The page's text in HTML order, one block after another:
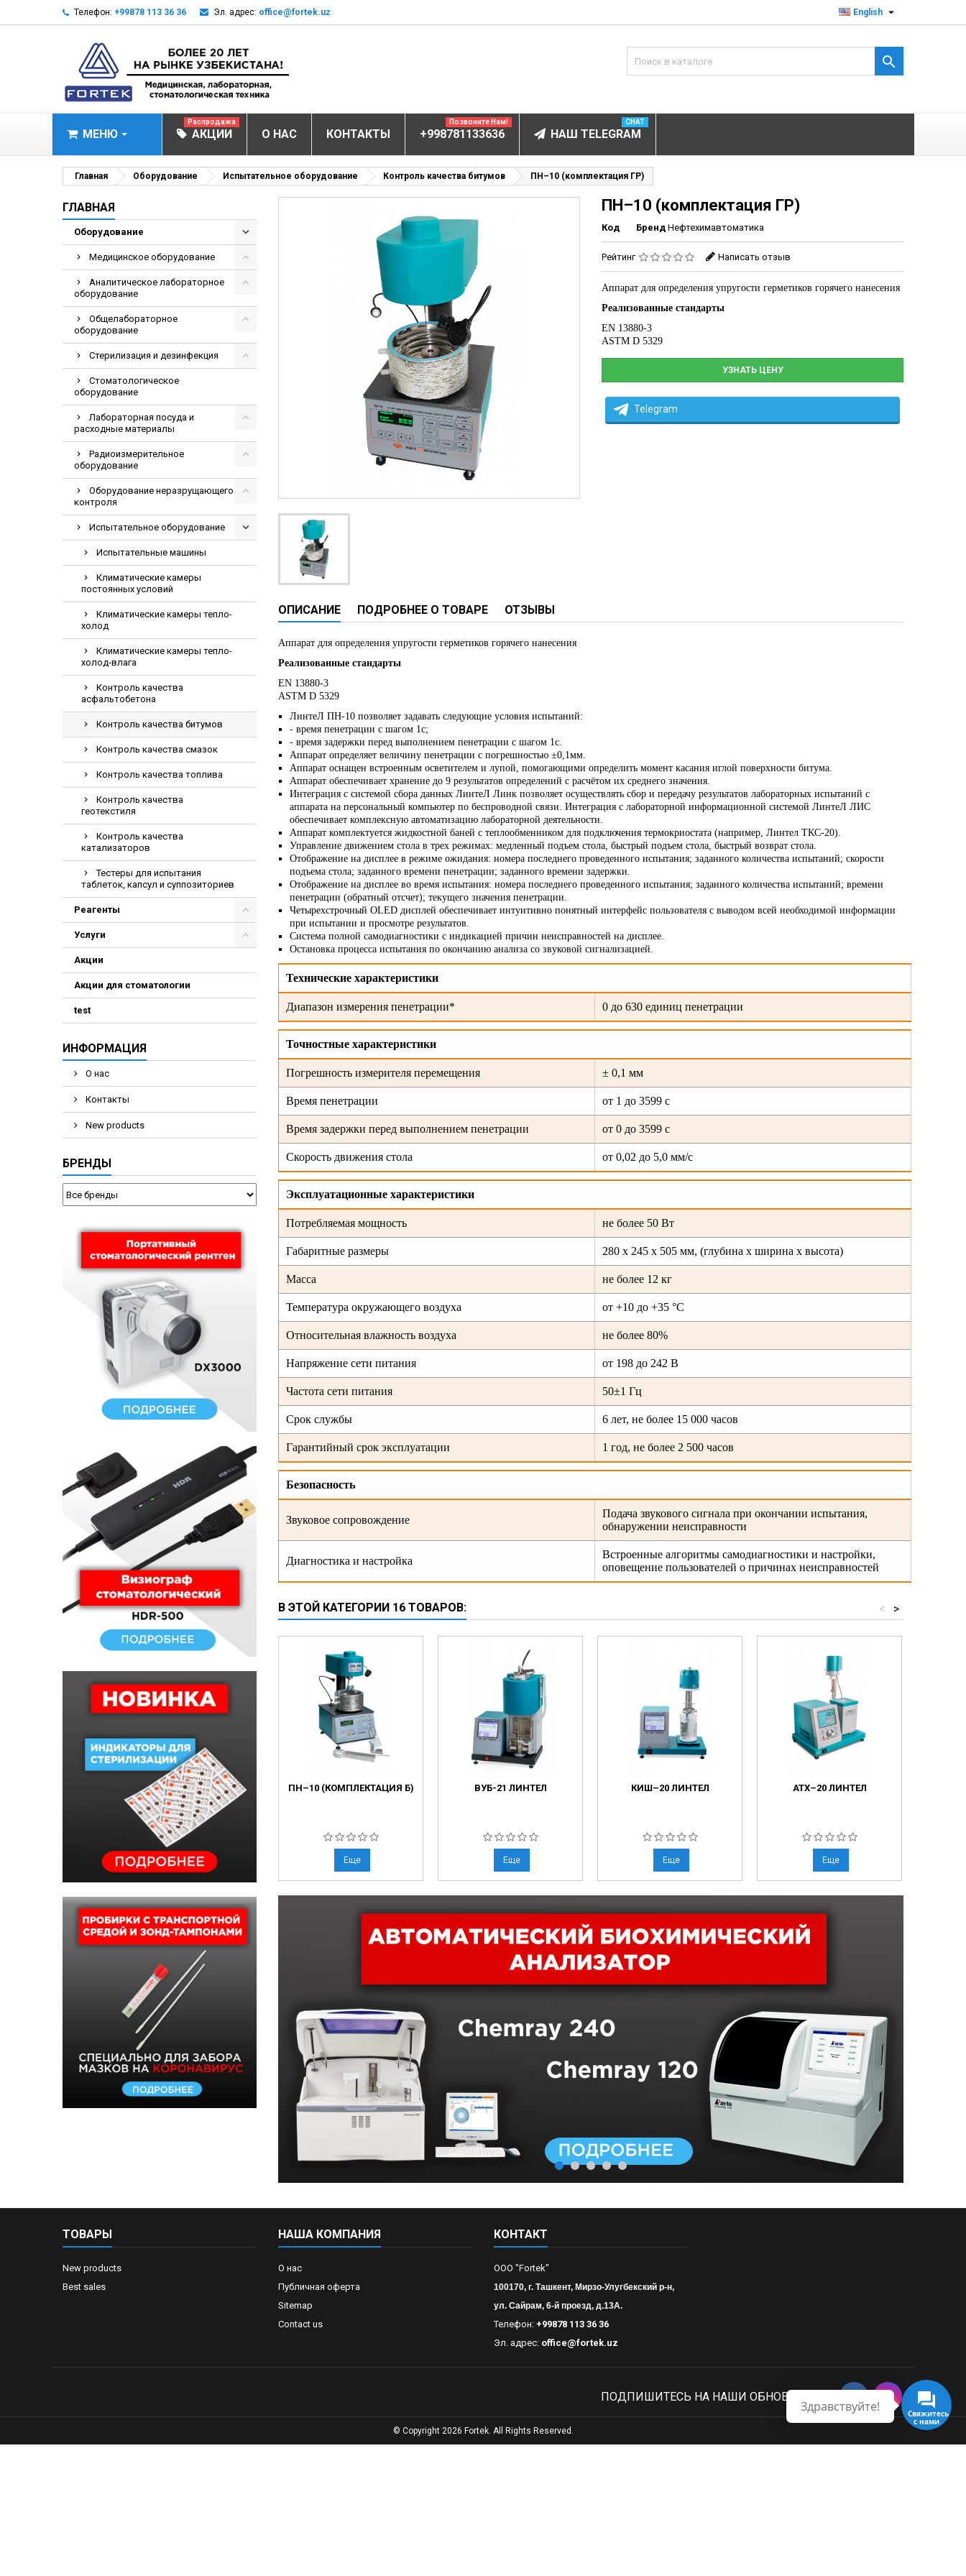
Телефон: +99878 113 36 36 Эл. адрес: office@fortek.uz English 

МЕНЮ
МЕДИЦИНСКОЕ ОБОРУДОВАНИЕ
Анализатор иммунофлюоресцентный
Анализаторы иммунохемилюминесцентные (ИХЛА)
Анализаторы мочи
Видеокольпоскопы
Видеоэндоскопические системы
Гематологические анализаторы
Инкубаторы для новорожденных
ИФА-анализаторы и вошеры
Коагулометрия
ПЦР анализаторы
Рентгеновские аппараты
Тракционные кровати
Электрокардиографы
Экстракторы
АКЦИИ
Распродажа
О НАС КОНТАКТЫ +998781133636
Позвоните Нам!
НАШ TELEGRAM
CHAT
Главная Оборудование Испытательное оборудование Контроль качества битумов ПН–10 (комплектация ГР)
ГЛАВНАЯ
Оборудование
Медицинское оборудование
Аналитическое лабораторное
оборудование
Общелабораторное
оборудование
Стерилизация и дезинфекция
Стоматологическое
оборудование
Лабораторная посуда и
расходные материалы
Радиоизмерительное
оборудование
Оборудование неразрущающего
контроля
Испытательное оборудование
Испытательные машины
Климатические камеры
постоянных условий
Климатические камеры тепло-
холод
Климатические камеры тепло-
холод-влага
Контроль качества
асфальтобетона
Контроль качества битумов
Контроль качества смазок
Контроль качества топлива
Контроль качества
геотекстиля
Контроль качества
катализаторов
Тестеры для испытания
таблеток, капсул и суппозиториев
Реагенты
Услуги
Акции
Акции для стоматологии
test
ИНФОРМАЦИЯ
О нас
Контакты
New products
БРЕНДЫ
ПН–10 (комплектация ГР)
Код Бренд Нефтехимавтоматика
Рейтинг Написать отзыв
Аппарат для определения упругости герметиков горячего нанесения
Реализованные стандарты
EN 13880-3
ASTM D 5329
УЗНАТЬ ЦЕНУ
Telegram
ОПИСАНИЕ ПОДРОБНЕЕ О ТОВАРЕ ОТЗЫВЫ
Аппарат для определения упругости герметиков горячего нанесения
Реализованные стандарты
EN 13880-3
ASTM D 5329
ЛинтеЛ ПН-10 позволяет задавать следующие условия испытаний:
- время пенетрации с шагом 1с;
- время задержки перед выполнением пенетрации с шагом 1с.
Аппарат определяет величину пенетрации с погрешностью ±0,1мм.
Аппарат оснащен встроенным осветителем и лупой, помогающими определить момент касания иглой поверхности битума.
Аппарат обеспечивает хранение до 9 результатов определений с расчётом их среднего значения.
Интеграция с системой сбора данных ЛинтеЛ Линк позволяет осуществлять сбор и передачу результатов лабораторных испытаний с
аппарата на персональный компьютер по беспроводной связи. Интеграция с лабораторной информационной системой ЛинтеЛ ЛИС
обеспечивает комплексную автоматизацию лабораторной деятельности.
Аппарат комплектуется жидкостной баней с теплообменником для подключения термокриостата (например, Линтел ТКС-20).
Управление движением стола в трех режимах: медленный подъем стола, быстрый подъем стола, быстрый возврат стола.
Отображение на дисплее в режиме ожидания: номера последнего проведенного испытания; заданного количества испытаний; скорости
подъема стола; заданного времени пенетрации; заданного времени задержки.
Отображение на дисплее во время испытания: номера последнего проведенного испытания; заданного количества испытаний; времени
пенетрации (обратный отсчет); текущего значения пенетрации.
Четырехстрочный OLED дисплей обеспечивает интуитивно понятный интерфейс пользователя с выводом всей необходимой информации
при испытании и просмотре результатов.
Система полной самодиагностики с индикацией причин неисправностей на дисплее.
Остановка процесса испытания по окончанию анализа со звуковой сигнализацией.
Технические характеристики
Диапазон измерения пенетрации* 0 до 630 единиц пенетрации
Точностные характеристики
Погрешность измерителя перемещения ± 0,1 мм
Время пенетрации от 1 до 3599 c
Время задержки перед выполнением пенетрации от 0 до 3599 c
Скорость движения стола от 0,02 до 5,0 мм/с
Эксплуатационные характеристики
Потребляемая мощность не более 50 Вт
Габаритные размеры 280 х 245 х 505 мм, (глубина х ширина х высота)
Масса не более 12 кг
Температура окружающего воздуха от +10 до +35 °C
Относительная влажность воздуха не более 80%
Напряжение сети питания от 198 до 242 В
Частота сети питания 50±1 Гц
Срок службы 6 лет, не более 15 000 часов
Гарантийный срок эксплуатации 1 год, не более 2 500 часов
Безопасность
Звуковое сопровождение
Подача звукового сигнала при окончании испытания,
обнаружении неисправности
Диагностика и настройка
Встроенные алгоритмы самодиагностики и настройки,
оповещение пользователей о причинах неисправностей
В ЭТОЙ КАТЕГОРИИ 16 ТОВАРОВ: >
<
ПН–10 (КОМПЛЕКТАЦИЯ Б)
Еще
ВУБ-21 ЛИНТЕЛ
Еще
КИШ–20 ЛИНТЕЛ
Еще
АТХ–20 ЛИНТЕЛ
Еще
ТОВАРЫ
New products
Best sales
НАША КОМПАНИЯ
О нас
Публичная оферта
Sitemap
Contact us
КОНТАКТ
OOO "Fortek"
100170, г. Ташкент, Мирзо-Улугбекский р-н,
ул. Сайрам, 6-й проезд, д.13А.
Телефон: +99878 113 36 36
Эл. адрес: office@fortek.uz
Здравствуйте!
ПОДПИШИТЕСЬ НА НАШИ ОБНОВЛЕНИЯ
© Copyright 2026 Fortek. All Rights Reserved.